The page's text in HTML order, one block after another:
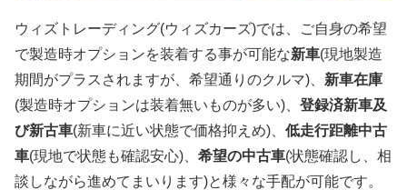
ウィズトレーディング(ウィズカーズ)では、ご自身の希望
で製造時オプションを装着する事が可能な新車(現地製造
期間がプラスされますが、希望通りのクルマ)、 新車在庫
(製造時オプションは装着無いものが多い)、 登録済新車及
び新古車(新車に近い状態で価格抑えめ)、 低走行距離中古
車(現地で状態も確認安心)、 希望の中古車(状態確認し、相
談しながら進めてまいります)と様々な手配が可能です。